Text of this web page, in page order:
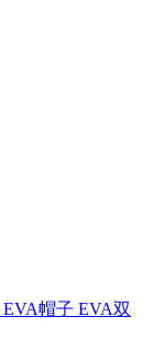
EVA帽子 EVA双